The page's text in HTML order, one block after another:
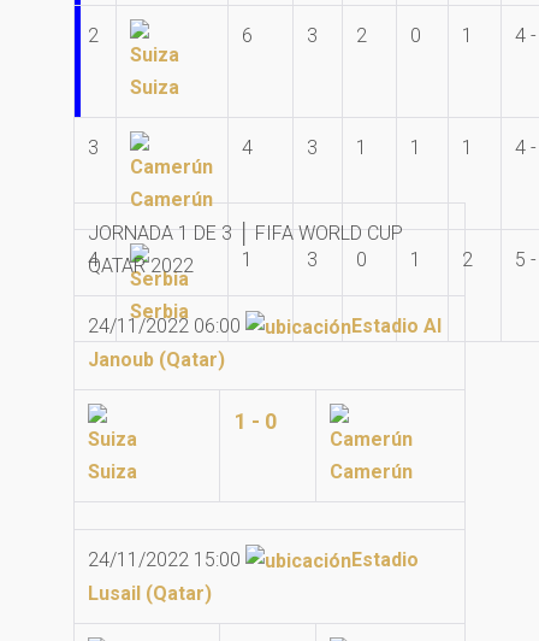
2
Suiza
6 3 2 0 1 4
3
Camerún
4 3 1 1 1 4
4
Serbia
1 3 0 1 2 5
JORNADA 1 DE 3 │ FIFA WORLD CUP
QATAR 2022
24/11/2022 06:00
Estadio Al
Janoub (Qatar)
Suiza
1 - 0
Camerún
24/11/2022 15:00
Estadio
Lusail (Qatar)